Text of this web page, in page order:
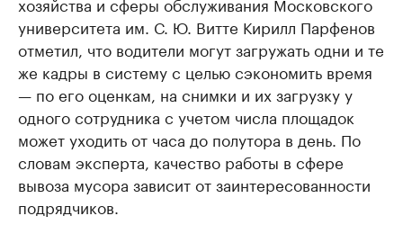
университета им. С. Ю. Витте Кирилл Парфенов
отметил, что водители могут загружать одни и те
же кадры в систему с целью сэкономить время
— по его оценкам, на снимки и их загрузку у
одного сотрудника с учетом числа площадок
может уходить от часа до полутора в день. По
словам эксперта, качество работы в сфере
вывоза мусора зависит от заинтересованности
подрядчиков.